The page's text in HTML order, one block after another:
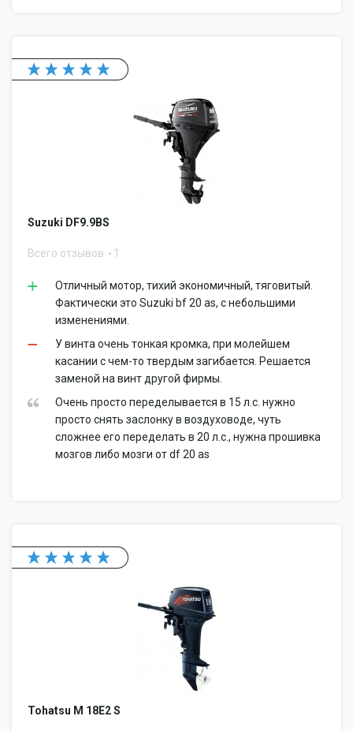
Suzuki DF9.9BS
Всего отзывов 1
Отличный мотор, тихий экономичный, тяговитый.
Фактически это Suzuki bf 20 as, с небольшими
изменениями.
У винта очень тонкая кромка, при молейшем
касании с чем-то твердым загибается. Решается
заменой на винт другой фирмы.
Очень просто переделывается в 15 л.с. нужно
просто снять заслонку в воздуховоде, чуть
сложнее его переделать в 20 л.с., нужна прошивка
мозгов либо мозги от df 20 as
Tohatsu M 18E2 S